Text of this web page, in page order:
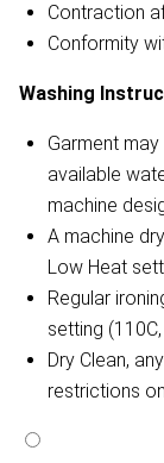
Contraction
Conformity
Washing
Garment
available
machine
A machine
Low Heat
Regular
setting
Dry Clean,
restrictions